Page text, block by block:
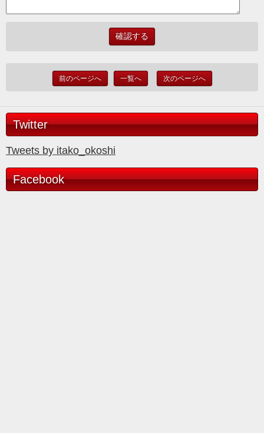
前のページへ 一覧へ 次のページへ
Twitter
Tweets by itako_okoshi
Facebook